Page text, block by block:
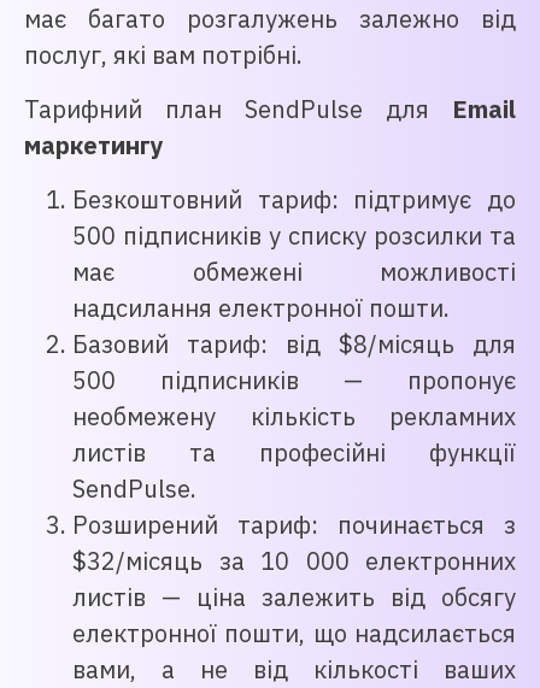
має багато розгалужень залежно від
послуг, які вам потрібні.
Тарифний план SendPulse для Email
маркетингу
Безкоштовний тариф: підтримує до
500 підписників у списку розсилки та
має обмежені можливості
надсилання електронної пошти.
Базовий тариф: від $8/місяць для
500 підписників — пропонує
необмежену кількість рекламних
листів та професійні функції
SendPulse.
Розширений тариф: починається з
$32/місяць за 10 000 електронних
листів — ціна залежить від обсягу
електронної пошти, що надсилається
вами, а не від кількості ваших